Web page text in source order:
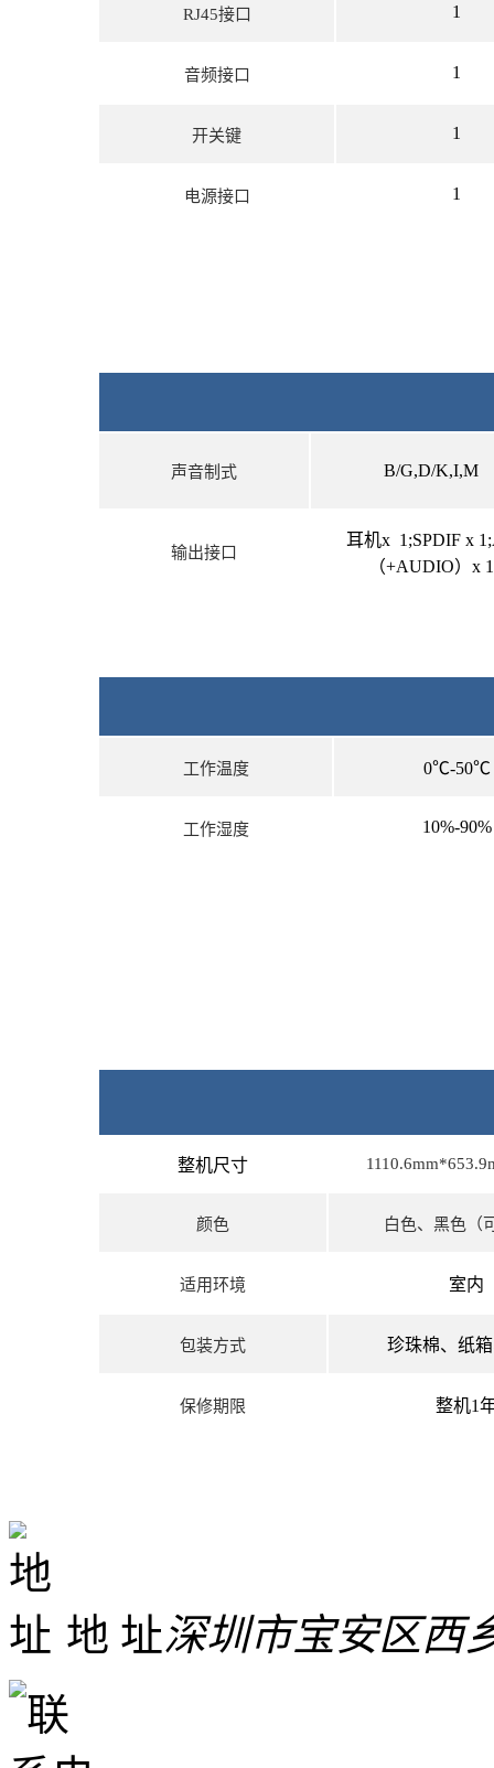
RJ45接口 1
音频接口 1
开关键 1
电源接口 1
声音制式 B/G,D/K,I,M
输出接口
耳机x 1;SPDIF x
（+AUDIO）x 1
工作温度 0℃-50℃
工作湿度 10%-90%
整机尺寸
颜色 白色、黑色（
适用环境 室内
包装方式 珍珠棉、纸
保修期限 整机1
地 址深圳市宝安区西